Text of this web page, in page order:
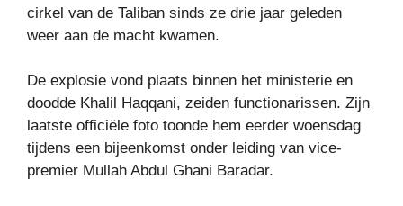
cirkel van de Taliban sinds ze drie jaar geleden
weer aan de macht kwamen.
De explosie vond plaats binnen het ministerie en
doodde Khalil Haqqani, zeiden functionarissen. Zijn
laatste officiële foto toonde hem eerder woensdag
tijdens een bijeenkomst onder leiding van vice-
premier Mullah Abdul Ghani Baradar.